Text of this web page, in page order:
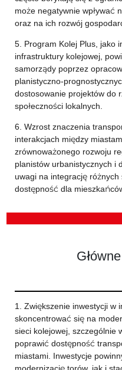
może negatywnie wpływać
oraz na ich rozwój
5. Program Kolej Plus, jako
infrastruktury kolejowej,
samorządy poprzez
planistyczno-
dostosowanie projektów do
społeczności lokalnych.
6. Wzrost znaczenia
interakcjach między
zrównoważonego rozwoju
planistów urbanistycznych i
uwagi na integrację
dostępność dla
1. Zwiększenie inwestycji w
skoncentrować się na
sieci kolejowej, szczególnie
poprawić dostępność
miastami. Inwestycje